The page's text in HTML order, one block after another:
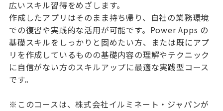
広いスキル習得をめざします。
作成したアプリはそのまま持ち帰り、自社の業務環境
での復習や実践的な活用が可能です。Power Apps の
基礎スキルをしっかりと固めたい方、または既にアプ
リを作成しているものの基礎内容の理解やテクニック
に自信がない方のスキルアップに最適な実践型コース
です。
※このコースは、株式会社イルミネート・ジャパンが